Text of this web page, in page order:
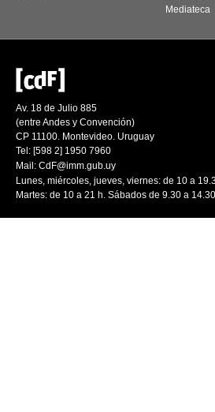
Mediateca
Av. 18 de Julio 885
(entre Andes y Convención)
CP 11100. Montevideo. Uruguay
Tel: [598 2] 1950 7960
Mail: CdF@imm.gub.uy
Lunes, miércoles, jueves, viernes: de 10 a
Martes: de 10 a 21 h. Sábados de 9.30 a